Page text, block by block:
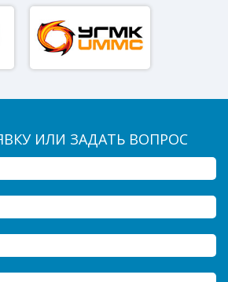
ИЛИ ЗАДАТЬ ВОПРОС